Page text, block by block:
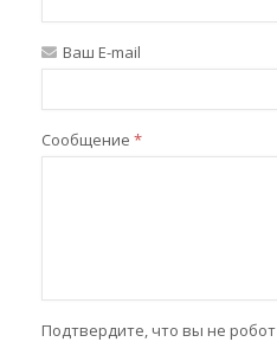
Ваш E-mail
Сообщение *
Подтвердите, что вы не робот